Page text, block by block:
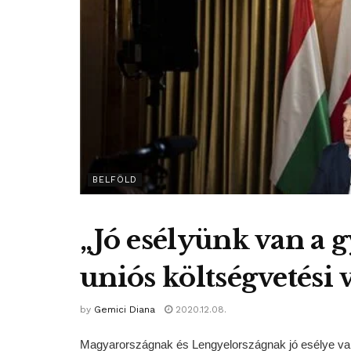
BELFÖLD
„Jó esélyünk van a
uniós költségvetési
by Gemici Diana 2020.12.08.
Magyarországnak és Lengyelországnak jó esélye